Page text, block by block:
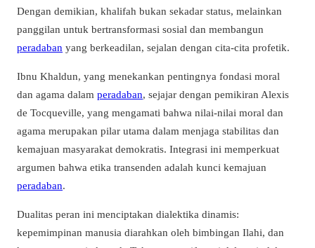
Dengan demikian, khalifah bukan sekadar status, melainkan
panggilan untuk bertransformasi sosial dan membangun
peradaban yang berkeadilan, sejalan dengan cita-cita profetik.
Ibnu Khaldun, yang menekankan pentingnya fondasi moral
dan agama dalam peradaban, sejajar dengan pemikiran Alexis
de Tocqueville, yang mengamati bahwa nilai-nilai moral dan
agama merupakan pilar utama dalam menjaga stabilitas dan
kemajuan masyarakat demokratis. Integrasi ini memperkuat
argumen bahwa etika transenden adalah kunci kemajuan
peradaban.
Dualitas peran ini menciptakan dialektika dinamis:
kepemimpinan manusia diarahkan oleh bimbingan Ilahi, dan